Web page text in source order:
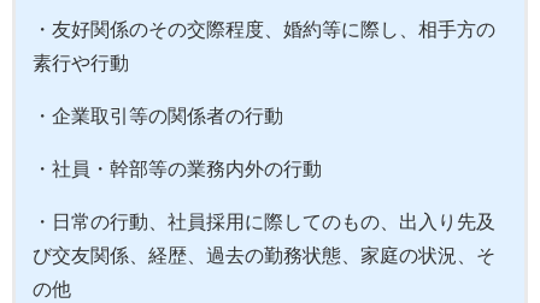
・友好関係のその交際程度、婚約等に際し、相手方の
素行や行動
・企業取引等の関係者の行動
・社員・幹部等の業務内外の行動
・日常の行動、社員採用に際してのもの、出入り先及
び交友関係、経歴、過去の勤務状態、家庭の状況、そ
の他